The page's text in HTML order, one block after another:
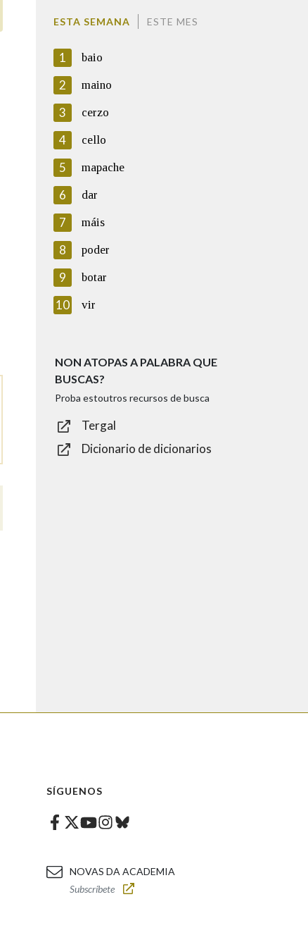
ESTA SEMANA ESTE MES
1 baio
2 maino
3 cerzo
4 cello
5 mapache
6 dar
7 máis
8 poder
9 botar
10 vir
NON ATOPAS A PALABRA QUE
BUSCAS?
Proba estoutros recursos de busca
Tergal
Dicionario de dicionarios
SÍGUENOS
Facebook
Twitter
Youtube
Instagram
Bluesky
NOVAS DA ACADEMIA
Subscríbete